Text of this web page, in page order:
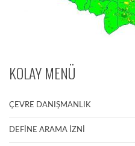
KOLAY MENÜ
ÇEVRE DANIŞMANLIK
DEFİNE ARAMA İZNİ